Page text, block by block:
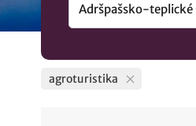
agroturistika